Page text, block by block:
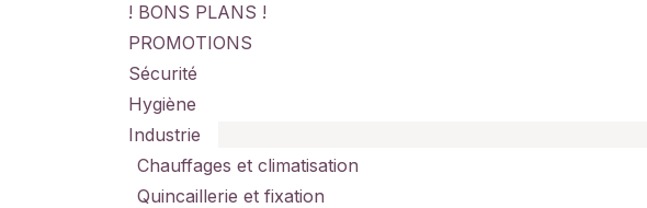
! BONS PLANS !
PROMOTIONS
Sécurité
Hygiène
Industrie
Chauffages et climatisation
Quincaillerie et fixation